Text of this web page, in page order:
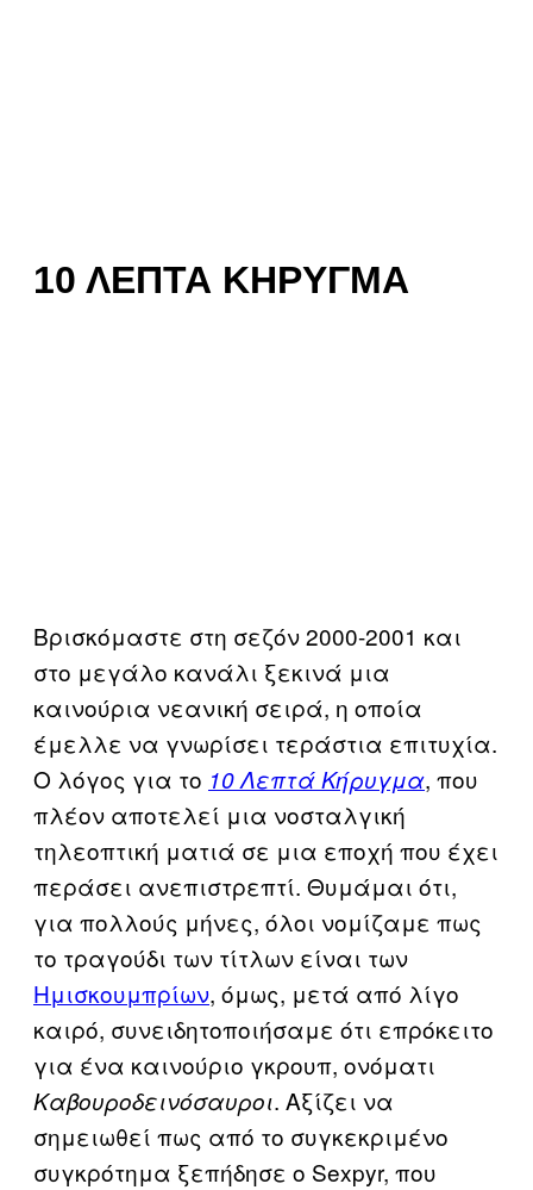
10 ΛΕΠΤΆ ΚΉΡΥΓΜΑ
Βρισκόμαστε στη σεζόν 2000-2001 και
στο μεγάλο κανάλι ξεκινά μια
καινούρια νεανική σειρά, η οποία
έμελλε να γνωρίσει τεράστια επιτυχία.
Ο λόγος για το 10 Λεπτά Κήρυγμα, που
πλέον αποτελεί μια νοσταλγική
τηλεοπτική ματιά σε μια εποχή που έχει
περάσει ανεπιστρεπτί. Θυμάμαι ότι,
για πολλούς μήνες, όλοι νομίζαμε πως
το τραγούδι των τίτλων είναι των
Ημισκουμπρίων, όμως, μετά από λίγο
καιρό, συνειδητοποιήσαμε ότι επρόκειτο
για ένα καινούριο γκρουπ, ονόματι
Καβουροδεινόσαυροι. Αξίζει να
σημειωθεί πως από το συγκεκριμένο
συγκρότημα ξεπήδησε ο Sexpyr, που